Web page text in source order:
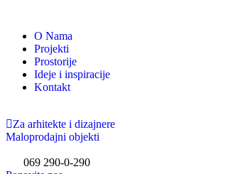
O Nama
Projekti
Prostorije
Ideje i inspiracije
Kontakt
Za arhitekte i dizajnere
Maloprodajni objekti
069 290-0-290